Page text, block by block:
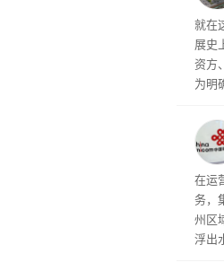
h。
就在
展史
资方
为明
标
成本
遏
部
在运
务，
州区
浮出